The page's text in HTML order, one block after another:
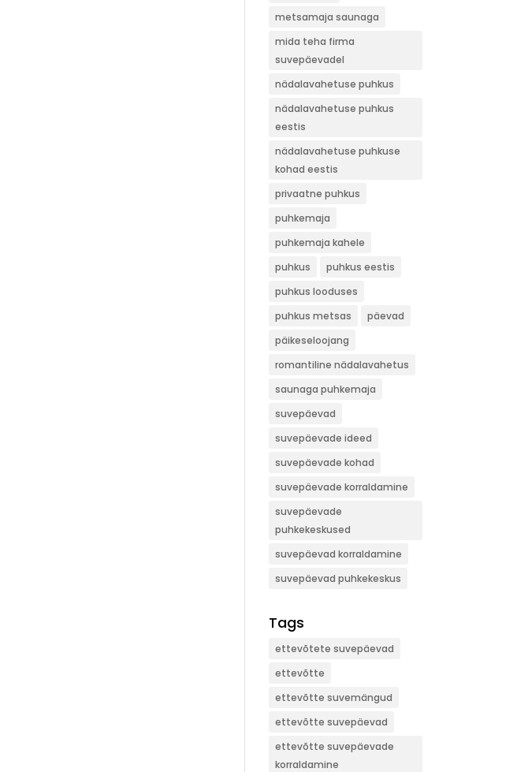
metsamaja saunaga
mida teha firma
suvepäevadel
nädalavahetuse puhkus
nädalavahetuse puhkus
eestis
nädalavahetuse puhkuse
kohad eestis
privaatne puhkus
puhkemaja
puhkemaja kahele
puhkus
puhkus eestis
puhkus looduses
puhkus metsas
päevad
päikeseloojang
romantiline nädalavahetus
saunaga puhkemaja
suvepäevad
suvepäevade ideed
suvepäevade kohad
suvepäevade korraldamine
suvepäevade
puhkekeskused
suvepäevad korraldamine
suvepäevad puhkekeskus
Tags
ettevõtete suvepäevad
ettevõtte
ettevõtte suvemängud
ettevõtte suvepäevad
ettevõtte suvepäevade
korraldamine